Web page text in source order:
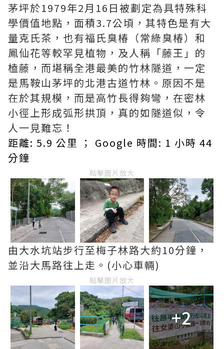
茅坪於1979年2月16日被劃定為具特殊科
學價值地點，面積3.7公頃，其特色是有大
量克氏茶，也有福氏臭椿（常綠臭椿）和
鳳仙花等較罕見植物，及人稱「藤王」的
榼藤，而堪稱全港最美的竹林隧道，一定
是馬鞍山茅坪的北港古道竹林。原因不是
在於其規模，而是高竹長得夠彎，在密林
小徑上形成弧形拱頂，真的如隧道似，令
人一見難忘！
距離: 5.9 公里 ； Google 時間: 1 小時 44
分鐘
點擊圖片放大
由大水坑站步行至梅子林路大約10分鐘，
並沿大馬路往上走。(小心車輛)
點擊圖片放大
+2